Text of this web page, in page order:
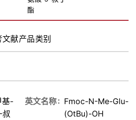
文献产品类别
基-
叔
英文名称
Fmoc-N-Me-Glu-
(OtBu)-OH